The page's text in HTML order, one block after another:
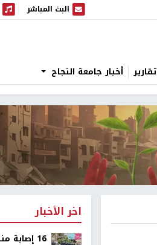
البث المباشر
البث المباشر
تقارير أخبار جامعة النجاح
اخر الأخبار
16